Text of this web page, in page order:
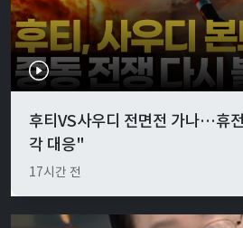
후티VS사우디 전면전 가나…휴
각 대응"
17시간 전